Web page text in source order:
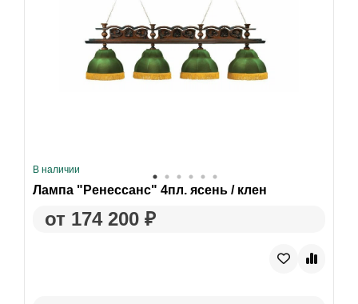
В наличии
Лампа "Ренессанс" 4пл. ясень / клен
от 174 200 ₽